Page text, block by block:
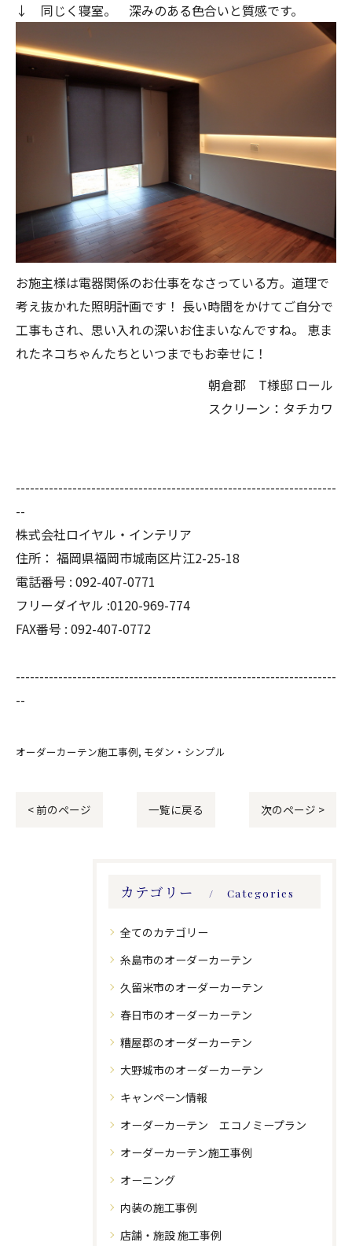
↓ 同じく寝室。 深みのある色合いと質感です。
お施主様は電器関係のお仕事をなさっている方。道理で
考え抜かれた照明計画です！ 長い時間をかけてご自分で
工事もされ、思い入れの深いお住まいなんですね。
恵ま
れたネコちゃんたちといつまでもお幸せに！
朝倉郡 T様邸 ロール
スクリーン：タチカワ
--------------------------------------------------------------------
--
株式会社ロイヤル・インテリア
住所： 福岡県福岡市城南区片江2-25-18
電話番号 : 092-407-0771
フリーダイヤル :0120-969-774
FAX番号 : 092-407-0772
--------------------------------------------------------------------
--
オーダーカーテン施工事例 モダン・シンプル
< 前のページ 一覧に戻る 次のページ >
カテゴリー Categories
全てのカテゴリー
糸島市のオーダーカーテン
久留米市のオーダーカーテン
春日市のオーダーカーテン
糟屋郡のオーダーカーテン
大野城市のオーダーカーテン
キャンペーン情報
オーダーカーテン エコノミープラン
オーダーカーテン施工事例
オーニング
内装の施工事例
店舗・施設 施工事例